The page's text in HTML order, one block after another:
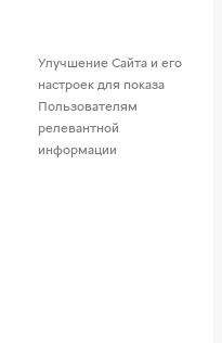
Улучшение Сайта и его
настроек для показа
Пользователям
релевантной
информации